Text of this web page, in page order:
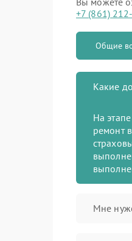
+7 (861)
Общие
Какие
На
ремонт
Мне